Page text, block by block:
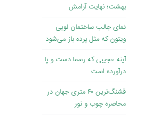
بهشت؛ نهایت آرامش
نمای جالب ساختمان لویی
ویتون که مثل پرده باز می‌شود
آینه عجیبی که رسما دست و پا
درآورده است
قشنگ‌ترین ۴۰ متری جهان در
محاصره چوب و نور